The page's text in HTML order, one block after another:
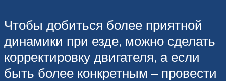
Чтобы добиться более приятной
динамики при езде, можно сделать
корректировку двигателя, а если
быть более конкретным – провести